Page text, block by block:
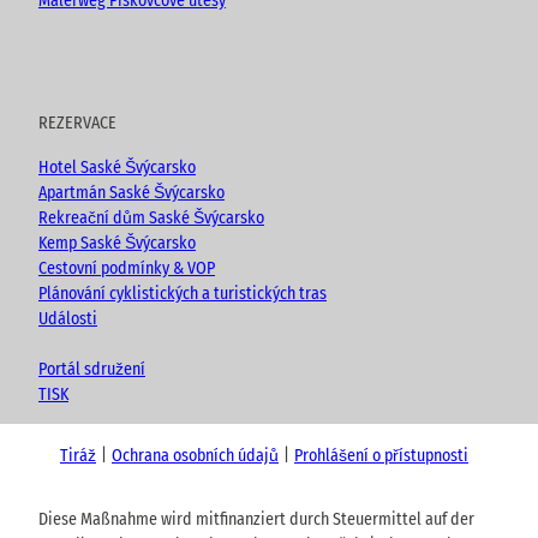
REZERVACE
Hotel Saské Švýcarsko
Apartmán Saské Švýcarsko
Rekreační dům Saské Švýcarsko
Kemp Saské Švýcarsko
Cestovní podmínky & VOP
Plánování cyklistických a turistických tras
Události
Portál sdružení
TISK
Tiráž Ochrana osobních údajů Prohlášení o přístupnosti
Diese Maßnahme wird mitfinanziert durch Steuermittel auf der